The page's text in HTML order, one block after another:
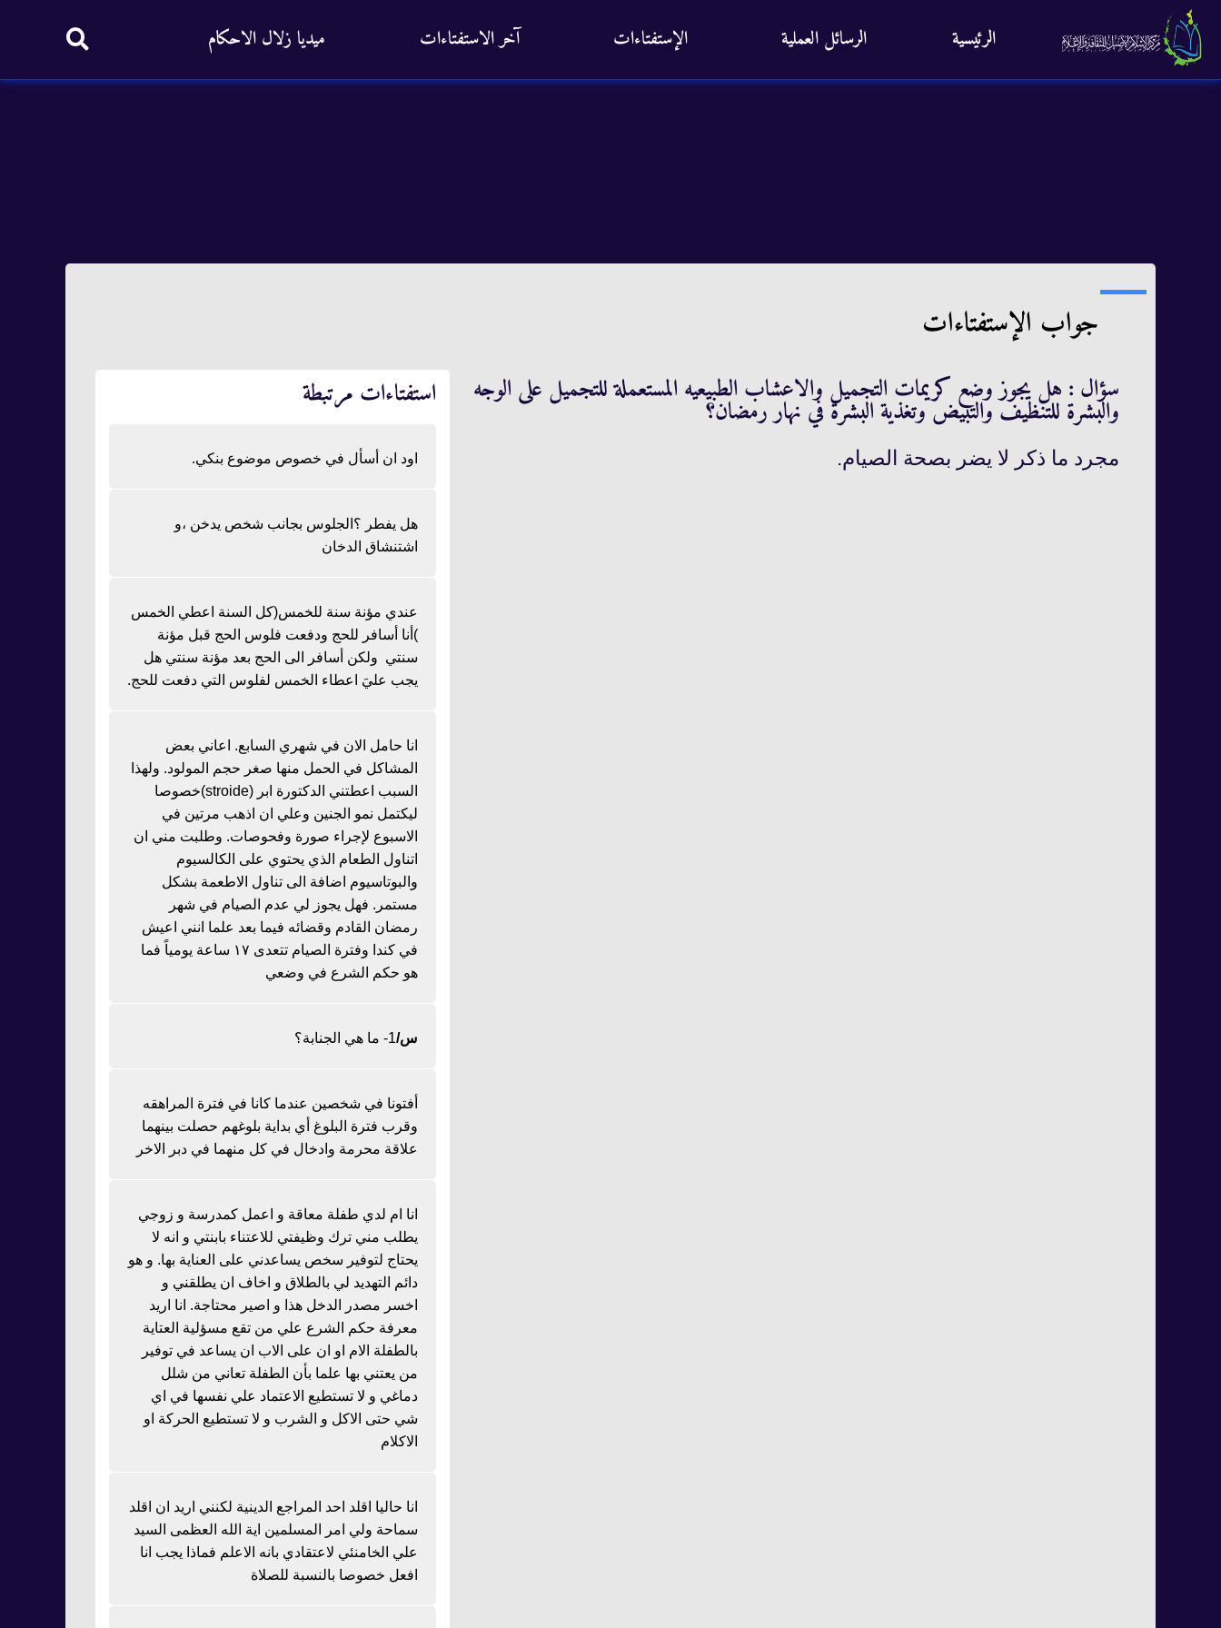
الرئيسية الرسائل العملية الإستفتاءات آخر الاستفتاءات ميديا زلال الاحكام
جواب الإستفتاءات
سؤال : هل يجوز وضع كريمات التجميل والاعشاب الطبيعيه المستعملة للتجميل على الوجه
والبشرة للتنظيف والتبيض وتغذية البشرة في نهار رمضان؟
مجرد ما ذكر لا يضر بصحة الصيام.
استفتاءات مرتبطة
اود ان أسأل في خصوص موضوع بنكي.
هل يفطر ؟الجلوس بجانب شخص يدخن ،و
اشتنشاق الدخان
عندي مؤنة سنة للخمس(كل السنة اعطي الخمس
)أنا أسافر للحج ودفعت فلوس الحج قبل مؤنة
سنتي ولكن أسافر الى الحج بعد مؤنة سنتي هل
يجب عليَ اعطاء الخمس لفلوس التي دفعت للحج.
انا حامل الان في شهري السابع. اعاني بعض
المشاكل في الحمل منها صغر حجم المولود. ولهذا
السبب اعطتني الدكتورة ابر (stroide)خصوصا
ليكتمل نمو الجنين وعلي ان اذهب مرتين في
الاسبوع لإجراء صورة وفحوصات. وطلبت مني ان
اتناول الطعام الذي يحتوي على الكالسيوم
والبوتاسيوم اضافة الى تناول الاطعمة بشكل
مستمر. فهل يجوز لي عدم الصيام في شهر
رمضان القادم وقضائه فيما بعد علما انني اعيش
في كندا وفترة الصيام تتعدى ١٧ ساعة يومياً فما
هو حكم الشرع في وضعي
س/1- ما هي الجنابة؟
أفتونا في شخصين عندما كانا في فترة المراهقه
وقرب فترة البلوغ أي بداية بلوغهم حصلت بينهما
علاقة محرمة وادخال في كل منهما في دبر الاخر
انا ام لدي طفلة معاقة و اعمل كمدرسة و زوجي
يطلب مني ترك وظيفتي للاعتناء بابنتي و انه لا
يحتاج لتوفير سخص يساعدني على العناية بها. و هو
دائم التهديد لي بالطلاق و اخاف ان يطلقني و
اخسر مصدر الدخل هذا و اصير محتاجة. انا اريد
معرفة حكم الشرع علي من تقع مسؤلية العتاية
بالطفلة الام او ان على الاب ان يساعد في توفير
من يعتني بها علما بأن الطفلة تعاني من شلل
دماغي و لا تستطيع الاعتماد علي نفسها في اي
شي حتى الاكل و الشرب و لا تستطيع الحركة او
الاكلام
انا حاليا اقلد احد المراجع الدينية لكنني اريد ان اقلد
سماحة ولي امر المسلمين اية الله العظمى السيد
علي الخامنئي لاعتقادي بانه الاعلم فماذا يجب انا
افعل خصوصا بالنسبة للصلاة